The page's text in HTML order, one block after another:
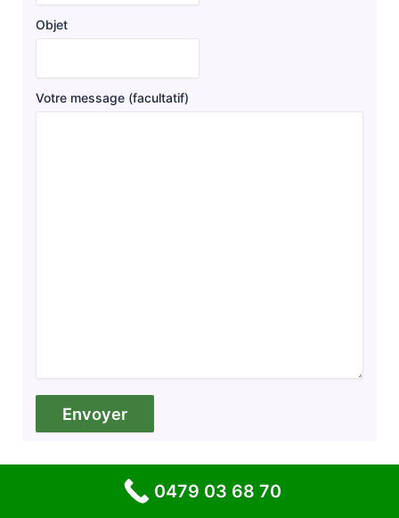
Objet
Votre message (facultatif)
Artisans Partenaires 0479 03 68 70